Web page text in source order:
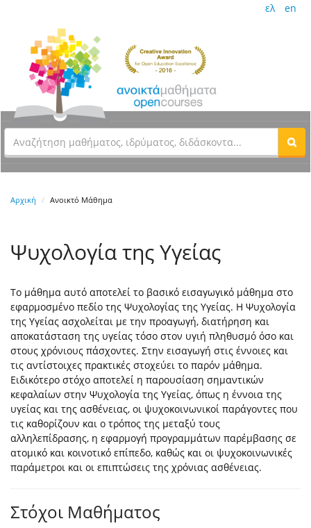
ελ en
Αρχική Ανοικτό Μάθημα
Ψυχολογία της Υγείας
Το μάθημα αυτό αποτελεί το βασικό εισαγωγικό μάθημα στο
εφαρμοσμένο πεδίο της Ψυχολογίας της Υγείας. Η Ψυχολογία
της Υγείας ασχολείται με την προαγωγή, διατήρηση και
αποκατάσταση της υγείας τόσο στον υγιή πληθυσμό όσο και
στους χρόνιους πάσχοντες. Στην εισαγωγή στις έννοιες και
τις αντίστοιχες πρακτικές στοχεύει το παρόν μάθημα.
Ειδικότερο στόχο αποτελεί η παρουσίαση σημαντικών
κεφαλαίων στην Ψυχολογία της Υγείας, όπως η έννοια της
υγείας και της ασθένειας, οι ψυχοκοινωνικοί παράγοντες που
τις καθορίζουν και ο τρόπος της μεταξύ τους
αλληλεπίδρασης, η εφαρμογή προγραμμάτων παρέμβασης σε
ατομικό και κοινοτικό επίπεδο, καθώς και οι ψυχοκοινωνικές
παράμετροι και οι επιπτώσεις της χρόνιας ασθένειας.
Στόχοι Μαθήματος